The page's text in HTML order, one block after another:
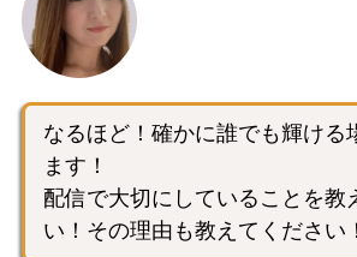
なるほど！確かに誰でも輝ける
ます！
配信で大切にしていることを教
い！その理由も教えてください！